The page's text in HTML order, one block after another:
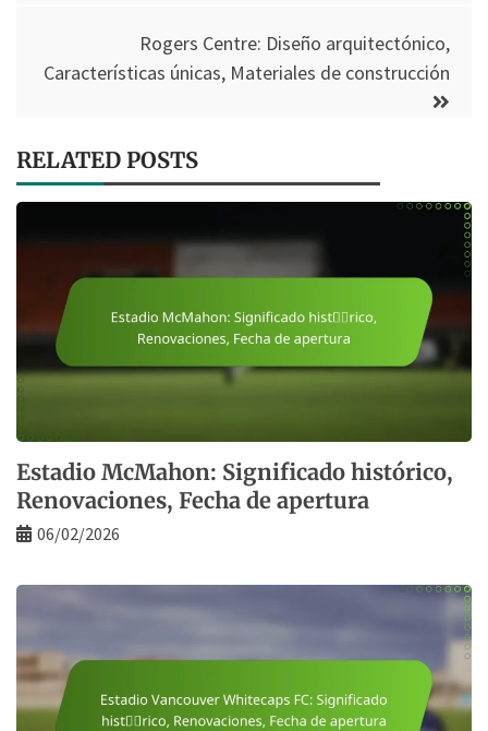
Rogers Centre: Diseño arquitectónico,
Características únicas, Materiales de construcción
RELATED POSTS
Estadio McMahon: Significado histórico,
Renovaciones, Fecha de apertura
06/02/2026